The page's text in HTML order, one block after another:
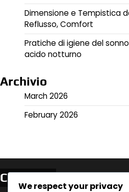
Dimensione e Tempistica
Reflusso, Comfort
Pratiche di igiene del
acido notturno
Archivio
March 2026
February 2026
Categorie
We respect your privacy